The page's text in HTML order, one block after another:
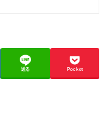
送る Pocket